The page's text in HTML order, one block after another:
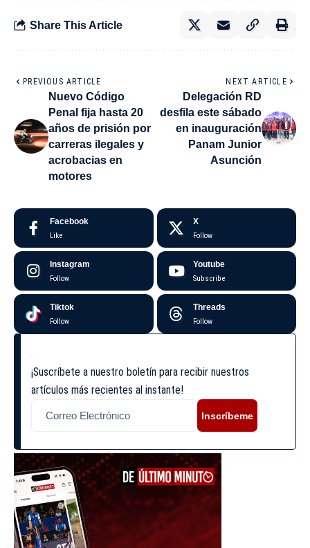
Share This Article
PREVIOUS ARTICLE
Nuevo Código
Penal fija hasta 20
años de prisión por
carreras ilegales y
acrobacias en
motores
NEXT ARTICLE
Delegación RD
desfila este sábado
en inauguración
Panam Junior
Asunción
Facebook
Like
X
Follow
Instagram
Follow
Youtube
Subscribe
Tiktok
Follow
Threads
Follow
¡Suscríbete a nuestro boletín para recibir nuestros
artículos más recientes al instante!
Inscríbeme